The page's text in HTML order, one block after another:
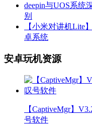
deepin与UOS系统
别
【小米对讲机Lite
卓系统
安卓玩机资源
【CaptiveMgr】
号软件